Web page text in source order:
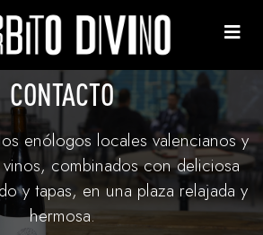
CONTACTO
enólogos locales valencianos y
combinados con deliciosa
y tapas, en una plaza relajada y
hermosa.